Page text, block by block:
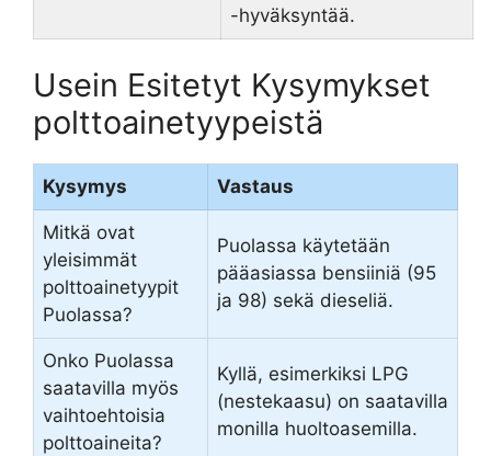
-hyväksyntää.
Usein Esitetyt Kysymykset
polttoainetyypeistä
Kysymys Vastaus
Mitkä ovat
yleisimmät
polttoainetyypit
Puolassa?
Puolassa käytetään
pääasiassa bensiiniä (95
ja 98) sekä dieseliä.
Onko Puolassa
saatavilla myös
vaihtoehtoisia
polttoaineita?
Kyllä, esimerkiksi LPG
(nestekaasu) on saatavilla
monilla huoltoasemilla.